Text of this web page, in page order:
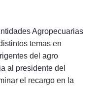
Agropecuarias
temas en
del agro
al presidente del
el recargo en la